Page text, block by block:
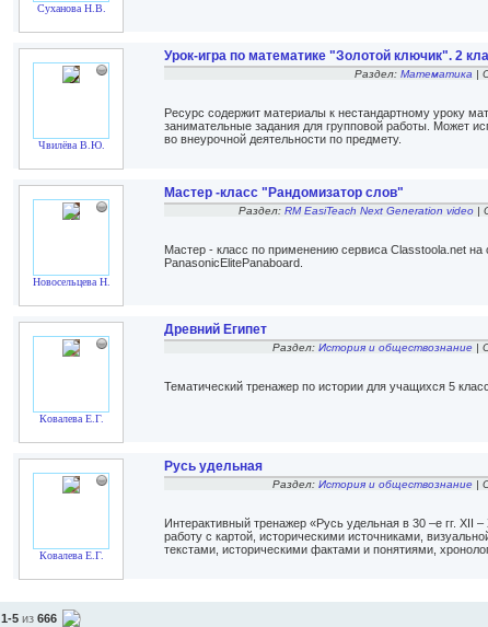
Суханова Н.В.
Чвилёва В.Ю.
Урок-игра по математике "Золотой ключик". 2
Раздел: Математика |
Ресурс содержит материалы к нестандартному уроку
занимательные задания для групповой работы. Может
во внеурочной деятельности по предмету.
Новосельцева Н.Л.
Мастер -класс "Рандомизатор слов"
Раздел: RM EasiTeach Next Generation video |
Мастер - класс по применению сервиса Classtoola.net
PanasonicElitePanaboard.
Ковалева Е.Г.
Древний Египет
Раздел: История и обществознание |
Тематический тренажер по истории для учащихся 5
Ковалева Е.Г.
Русь удельная
Раздел: История и обществознание |
Интерактивный тренажер «Русь удельная в 30 –е гг. XII
работу с картой, историческими источниками,
текстами, историческими фактами и понятиями,
1-5 из 666